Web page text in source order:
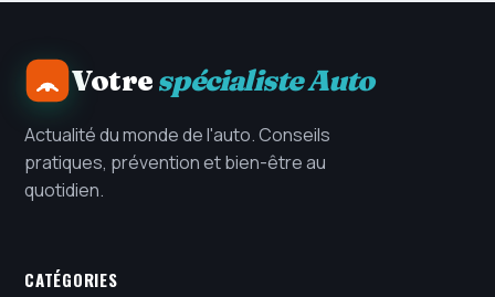
Votrespécialiste Auto
Actualité du monde de l'auto. Conseils
pratiques, prévention et bien-être au
quotidien.
CATÉGORIES